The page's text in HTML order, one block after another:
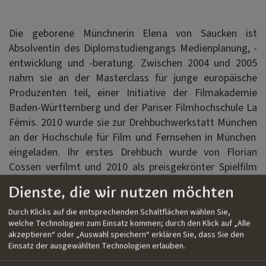
Die geborene Münchnerin Elena von Saucken ist
Absolventin des Diplomstudiengangs Medienplanung, -
entwicklung und -beratung. Zwischen 2004 und 2005
nahm sie an der Masterclass für junge europäische
Produzenten teil, einer Initiative der Filmakademie
Baden-Württemberg und der Pariser Filmhochschule La
Fémis. 2010 wurde sie zur Drehbuchwerkstatt München
an der Hochschule für Film und Fernsehen in München
eingeladen. Ihr erstes Drehbuch wurde von Florian
Cossen verfilmt und 2010 als preisgekrönter Spielfilm
Das Lied in mir
produziert. Ihr neuestes Drehbuch,
Laura Dekker(Arbeitstitel), wurde mit dem Thomas-
Strittmatter-Preis 2021 ausgezeichnet.
Filmografie
Dienste, die wir nutzen möchten
Durch Klicks auf die entsprechenden Schaltflächen wählen Sie,
welche Technologien zum Einsatz kommen; durch den Klick auf „Alle
akzeptieren“ oder „Auswahl speichern“ erklären Sie, dass Sie den
Einsatz der ausgewählten Technologien erlauben.